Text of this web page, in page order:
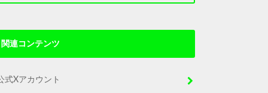
関連コンテンツ
式Xアカウント